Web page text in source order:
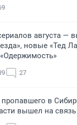
августа —
новые «Тед
27
в
вышел на связь